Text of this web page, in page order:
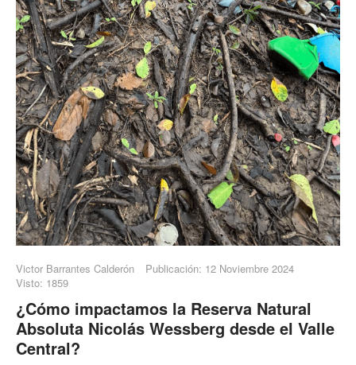
Victor Barrantes Calderón
Publicación: 12 Noviembre 2024
Visto: 1859
¿Cómo impactamos la Reserva Natural
Absoluta Nicolás Wessberg desde el Valle
Central?